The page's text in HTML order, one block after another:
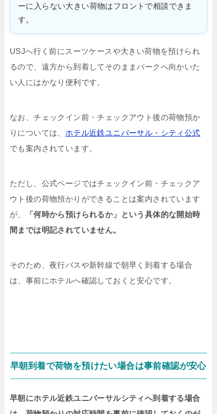
ーに入らない大きい荷物はフロントで相談できま
す。
USJへ行く前にスーツケースや大きい荷物を預けられ
るので、遠方から到着してそのままパークへ向かいた
い人にはかなり便利です。
なお、チェックイン前・チェックアウト後の荷物預か
りについては、 ホテル近鉄ユニバーサル・シティ公式
でも案内されています。
ただし、公式ページではチェックイン前・チェックア
ウト後の荷物預かりができることは案内されています
が、
「何時から預けられるか」という具体的な開始時
間までは明記されていません。
そのため、夜行バスや新幹線で朝早く到着する場合
は、事前にホテルへ確認しておくと安心です。
早朝到着で荷物を預けたい場合は事前確認が安心
早朝にホテル近鉄ユニバーサルシティへ到着する場合